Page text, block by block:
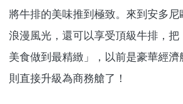
將牛排的美味推到極致。來到安多
浪漫風光，還可以享受頂級牛排，把
美食做到最精緻」，以前是豪華經濟
則直接升級為商務艙了！